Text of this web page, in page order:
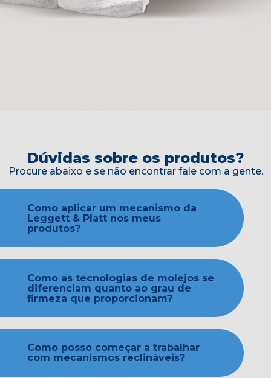
Dúvidas sobre os produtos?
Procure abaixo e se não encontrar fale com a gente.
Como aplicar um mecanismo da
Leggett & Platt nos meus
produtos?
Como as tecnologias de molejos se
diferenciam quanto ao grau de
firmeza que proporcionam?
Como posso começar a trabalhar
com mecanismos reclináveis?